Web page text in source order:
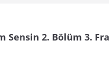
Sensin 2. Bölüm 3.